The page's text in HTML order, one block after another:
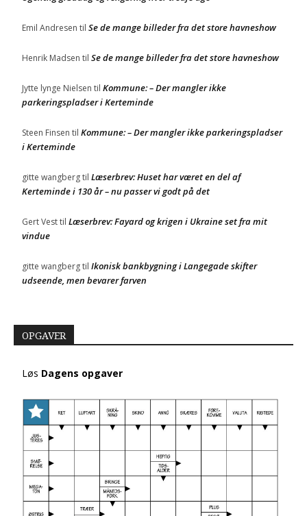
Emil Andresen til Se de mange billeder fra det store havneshow
Henrik Madsen til Se de mange billeder fra det store havneshow
Jytte lynge Nielsen til Kommune: – Der mangler ikke
parkeringspladser i Kerteminde
Steen Finsen til Kommune: – Der mangler ikke parkeringspladser
i Kerteminde
gitte wangbergtil Læserbrev: Huset har været en del af
Kerteminde i 130 år – nu passer vi godt på det
Gert Vesttil Læserbrev: Fayard og krigen i Ukraine set fra mit
vindue
gitte wangbergtil Ikonisk bankbygning i Langegade skifter
udseende, men bevarer farven
OPGAVER
Løs Dagens opgaver